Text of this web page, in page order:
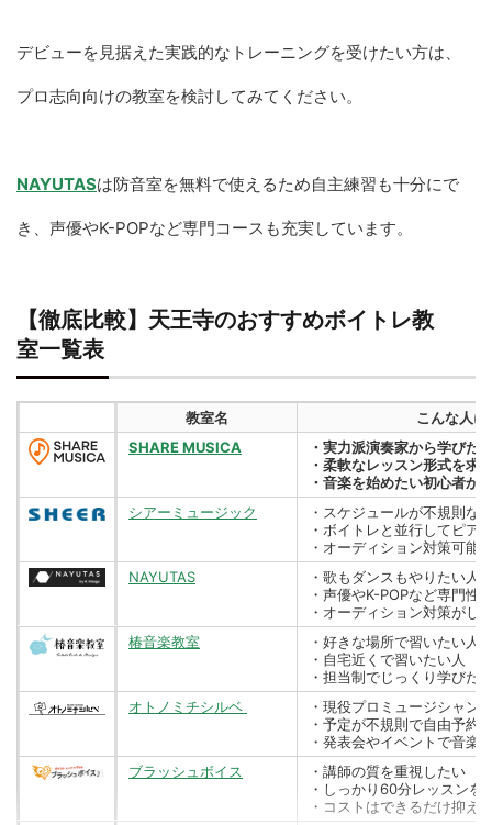
デビューを見据えた実践的なトレーニングを受けたい方は、
プロ志向向けの教室を検討してみてください。
NAYUTASは防音室を無料で使えるため自主練習も十分にで
き、声優やK-POPなど専門コースも充実しています。
【徹底比較】天王寺のおすすめボイトレ教
室一覧表
教室名
こんな人に
SHARE MUSICA
・実力派演奏家から学びた
・柔軟なレッスン形式を求
・音楽を始めたい初心者か
シアーミュージック
・スケジュールが不規則な
・ボイトレと並行してピア
・オーディション対策可能
NAYUTAS
・歌もダンスもやりたい人
・声優やK-POPなど専門性
・オーディション対策がし
椿音楽教室
・好きな場所で習いたい人
・自宅近くで習いたい人
・担当制でじっくり学びた
オトノミチシルベ
・現役プロミュージシャン
・予定が不規則で自由予約
・発表会やイベントで音楽
ブラッシュボイス
・講師の質を重視したい
・しっかり60分レッスンを
・コストはできるだけ抑え